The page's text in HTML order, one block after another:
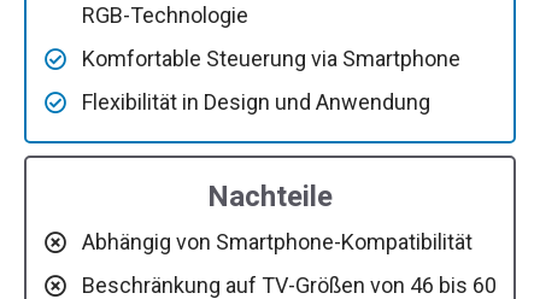
RGB-Technologie
Komfortable Steuerung via Smartphone
Flexibilität in Design und Anwendung
Nachteile
Abhängig von Smartphone-Kompatibilität
Beschränkung auf TV-Größen von 46 bis 60